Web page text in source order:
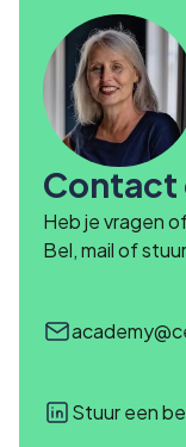
Contact
Heb je vragen
Bel, mail of
Stuur een